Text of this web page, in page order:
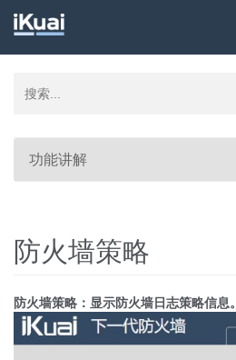
功能讲解
防火墙策略
防火墙策略：显示防火墙日志策略信息。